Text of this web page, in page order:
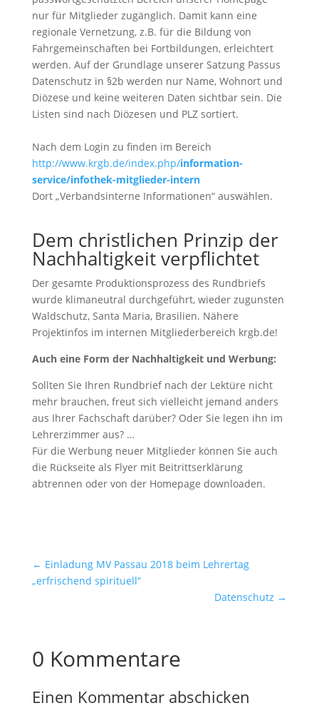
nur für Mitglieder zugänglich. Damit kann eine
regionale Vernetzung, z.B. für die Bildung von
Fahrgemeinschaften bei Fortbildungen, erleichtert
werden. Auf der Grundlage unserer Satzung Passus
Datenschutz in §2b werden nur Name, Wohnort und
Diözese und keine weiteren Daten sichtbar sein. Die
Listen sind nach Diözesen und PLZ sortiert.
Nach dem Login zu finden im Bereich
http://www.krgb.de/index.php/information-
service/infothek-mitglieder-intern
Dort „Verbandsinterne Informationen“ auswählen.
Dem christlichen Prinzip der
Nachhaltigkeit verpflichtet
Der gesamte Produktionsprozess des Rundbriefs
wurde klimaneutral durchgeführt, wieder zugunsten
Waldschutz, Santa Maria, Brasilien. Nähere
Projektinfos im internen Mitgliederbereich krgb.de!
Auch eine Form der Nachhaltigkeit und Werbung:
Sollten Sie Ihren Rundbrief nach der Lektüre nicht
mehr brauchen, freut sich vielleicht jemand anders
aus Ihrer Fachschaft darüber? Oder Sie legen ihn im
Lehrerzimmer aus? …
Für die Werbung neuer Mitglieder können Sie auch
die Rückseite als Flyer mit Beitrittserklärung
abtrennen oder von der Homepage downloaden.
← Einladung MV Passau 2018 beim Lehrertag
„erfrischend spirituell“
Datenschutz →
0 Kommentare
Einen Kommentar abschicken